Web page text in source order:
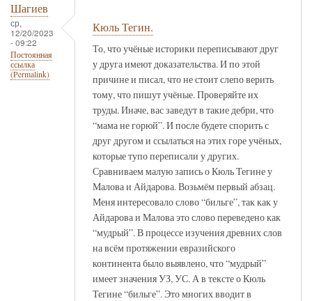
Шагиев
ср,
12/20/2023
- 09:22
Постоянная
ссылка
(Permalink)
Кюль Тегин.
То, что учёные историки переписывают друг
у друга имеют доказательства. И по этой
причине и писал, что не стоит слепо верить
тому, что пишут учёные. Проверяйте их
труды. Иначе, вас заведут в такие дебри, что
“мама не горюй”. И после будете спорить с
друг другом и ссылаться на этих горе учёных,
которые тупо переписали у других.
Сравниваем малую запись о Кюль Тегине у
Малова и Айдарова. Возьмём первый абзац.
Меня интересовало слово “бильге”, так как у
Айдарова и Малова это слово переведено как
“мудрый”. В процессе изучения древних слов
на всём протяжении евразийского
континента было выявлено, что “мудрый”
имеет значения УЗ, УС. А в тексте о Кюль
Тегине “бильге”. Это многих вводит в